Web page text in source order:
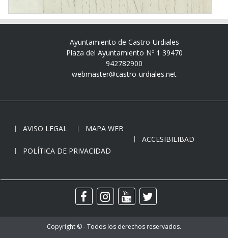
Ayuntamiento de Castro-Urdiales
Plaza del Ayuntamiento Nº 1 39470
942782900
webmaster@castro-urdiales.net
AVISO LEGAL
MAPA WEB
ACCESIBILIBAD
POLÍTICA DE PRIVACIDAD
Copyright © - Todos los derechos reservados.